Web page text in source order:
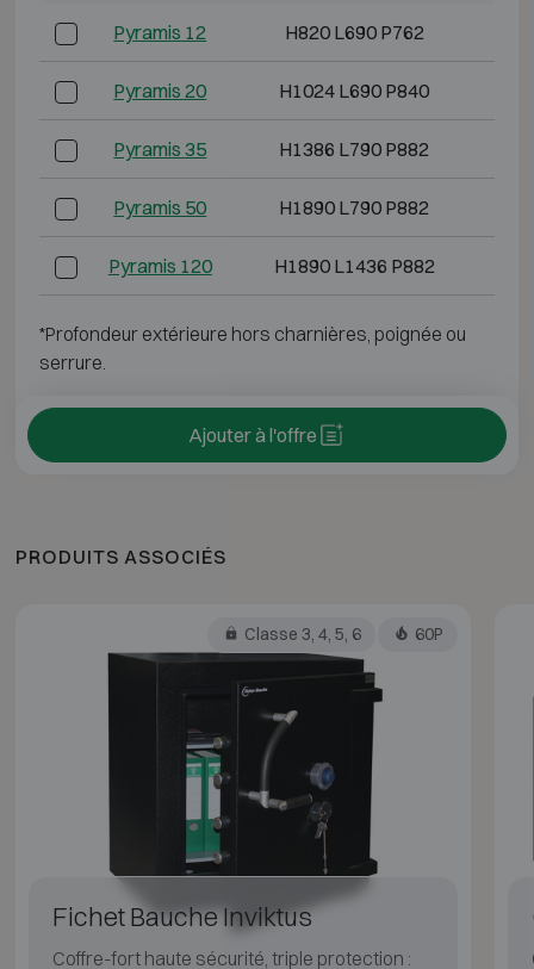
Pyramis 12 H820 L690 P762
Pyramis 20 H1024 L690 P840
Pyramis 35 H1386 L790 P882
Pyramis 50 H1890 L790 P882
Pyramis 120 H1890 L1436 P882
*Profondeur extérieure hors charnières, poignée ou
serrure.
Ajouter à l'offre
PRODUITS ASSOCIÉS
Classe 3, 4, 5, 6 60P
Fichet Bauche Inviktus
Coffre-fort haute sécurité, triple protection :